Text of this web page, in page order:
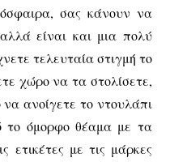
σας κάνουν να
είναι και μια πολύ
τελευταία στιγμή το
χώρο να τα στολίσετε,
να ανοίγετε το ντουλάπι
το όμορφο θέαμα με τα
ετικέτες με τις μάρκες